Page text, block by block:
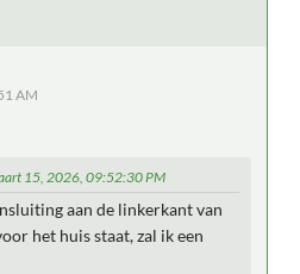
AM
15, 2026, 09:52:30 PM
aan de linkerkant van
het huis staat, zal ik een